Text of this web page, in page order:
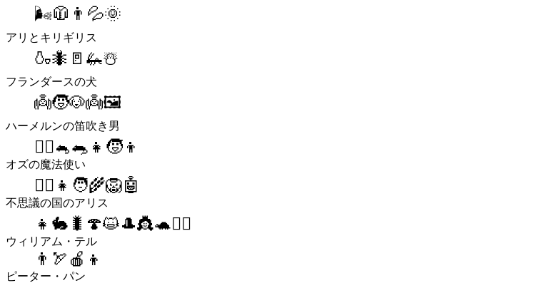
🌬🧥👨💦🌞
アリとキリギリス
🍶🐜🚪🦗☃️
フランダースの犬
👼🧒🐶👼🖼
ハーメルンの笛吹き男
🤹‍♂️🐁🐀👧🧒👦
オズの魔法使い
🧙‍♂️👧🧑‍🌾🦁🤖
不思議の国のアリス
👧🐇🐛🍄😺🎩👸🐢👨‍⚖️
ウィリアム・テル
👨🏹🍎👦
ピーター・パン